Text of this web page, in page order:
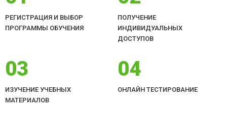
РЕГИСТРАЦИЯ И ВЫБОР
ПРОГРАММЫ ОБУЧЕНИЯ
ПОЛУЧЕНИЕ
ИНДИВИДУАЛЬНЫХ
ДОСТУПОВ
03
ИЗУЧЕНИЕ УЧЕБНЫХ
МАТЕРИАЛОВ
04
ОНЛАЙН ТЕСТИРОВАНИЕ